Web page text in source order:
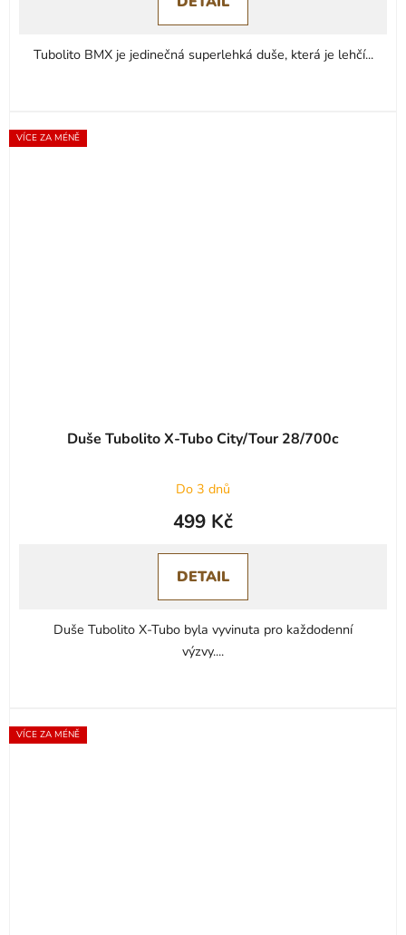
Tubolito BMX je jedinečná superlehká duše, která je lehčí...
VÍCE ZA MÉNĚ
Duše Tubolito X-Tubo City/Tour 28/700c
Do 3 dnů
499 Kč
DETAIL
Duše Tubolito X-Tubo byla vyvinuta pro každodenní
výzvy....
VÍCE ZA MÉNĚ